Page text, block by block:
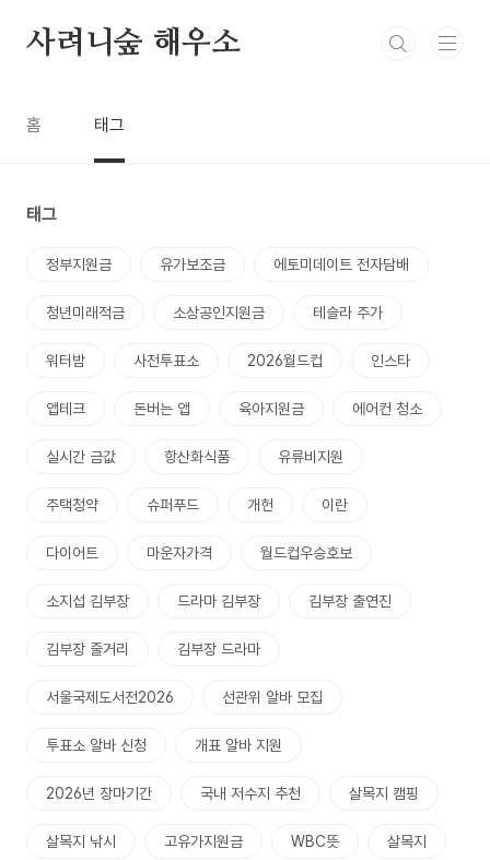
사려니숲 해우소
홈 태그
태그
정부지원금 유가보조금 에토미데이트 전자담배
청년미래적금 소상공인지원금 테슬라 주가
워터밤 사전투표소 2026월드컵 인스타
앱테크 돈버는 앱 육아지원금 에어컨 청소
실시간 금값 항산화식품 유류비지원
주택청약 슈퍼푸드 개헌 이란
다이어트 마운자가격 월드컵우승호보
소지섭 김부장 드라마 김부장 김부장 출연진
김부장 줄거리 김부장 드라마
서울국제도서전2026 선관위 알바 모집
투표소 알바 신청 개표 알바 지원
2026년 장마기간 국내 저수지 추천 살목지 캠핑
살목지 낚시 고유가지원금 WBC뜻 살목지